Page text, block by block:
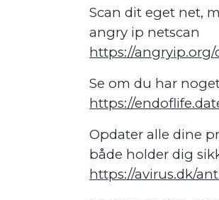
Scan dit eget net,
angry ip netscan
https://
Se om du har
https://
Opdater alle dine
både holder dig
https://avirus.dk/